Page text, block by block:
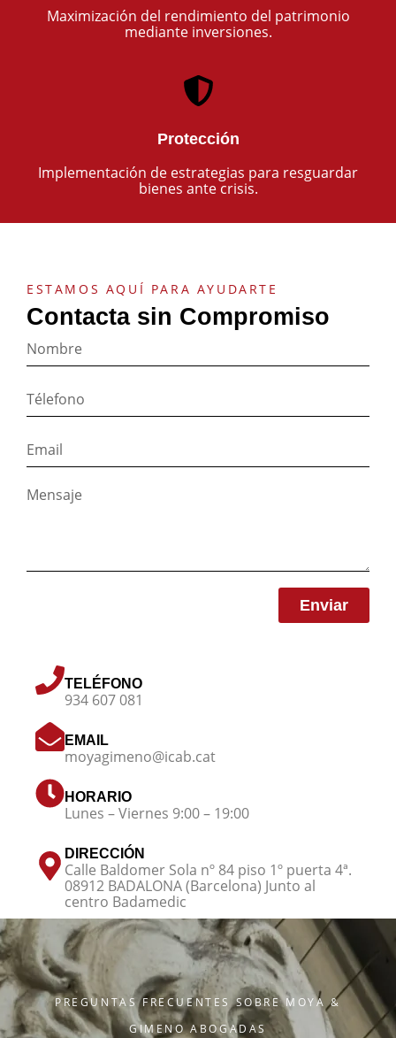
Maximización del rendimiento del patrimonio
mediante inversiones.
Protección
Implementación de estrategias para resguardar
bienes ante crisis.
ESTAMOS AQUÍ PARA AYUDARTE
Contacta sin Compromiso
Enviar
TELÉFONO
934 607 081
EMAIL
moyagimeno@icab.cat
HORARIO
Lunes – Viernes 9:00 – 19:00
DIRECCIÓN
Calle Baldomer Sola nº 84 piso 1º puerta 4ª.
08912 BADALONA (Barcelona) Junto al
centro Badamedic
PREGUNTAS FRECUENTES SOBRE MOYA &
GIMENO ABOGADAS